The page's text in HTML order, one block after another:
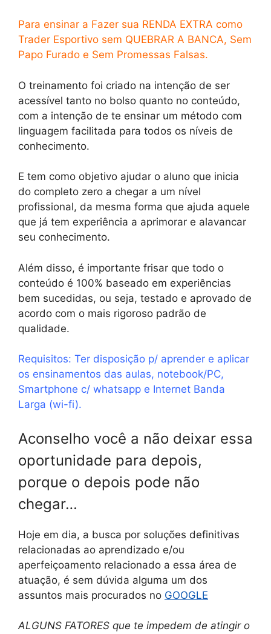
Para ensinar a Fazer sua RENDA EXTRA como
Trader Esportivo sem QUEBRAR A BANCA, Sem
Papo Furado e Sem Promessas Falsas.
O treinamento foi criado na intenção de ser
acessível tanto no bolso quanto no conteúdo,
com a intenção de te ensinar um método com
linguagem facilitada para todos os níveis de
conhecimento.
E tem como objetivo ajudar o aluno que inicia
do completo zero a chegar a um nível
profissional, da mesma forma que ajuda aquele
que já tem experiência a aprimorar e alavancar
seu conhecimento.
Além disso, é importante frisar que todo o
conteúdo é 100% baseado em experiências
bem sucedidas, ou seja, testado e aprovado de
acordo com o mais rigoroso padrão de
qualidade.
Requisitos: Ter disposição p/ aprender e aplicar
os ensinamentos das aulas, notebook/PC,
Smartphone c/ whatsapp e Internet Banda
Larga (wi-fi).
Aconselho você a não deixar essa
oportunidade para depois,
porque o depois pode não
chegar…
Hoje em dia, a busca por soluções definitivas
relacionadas ao aprendizado e/ou
aperfeiçoamento relacionado a essa área de
atuação, é sem dúvida alguma um dos
assuntos mais procurados no GOOGLE
ALGUNS FATORES que te impedem de atingir o